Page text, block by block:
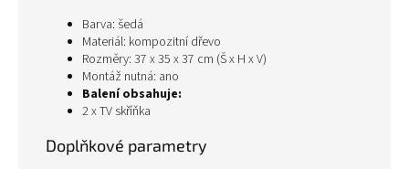
Barva: šedá
Materiál: kompozitní dřevo
Rozměry: 37 x 35 x 37 cm (Š x H x V)
Montáž nutná: ano
Balení obsahuje:
2 x TV skříňka
Doplňkové parametry